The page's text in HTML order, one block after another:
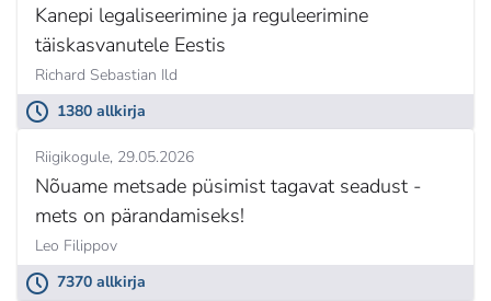
Kanepi legaliseerimine ja reguleerimine
täiskasvanutele Eestis
Richard Sebastian Ild
1380 allkirja
Riigikogule 29.05.2026
Nõuame metsade püsimist tagavat seadust -
mets on pärandamiseks!
Leo Filippov
7370 allkirja